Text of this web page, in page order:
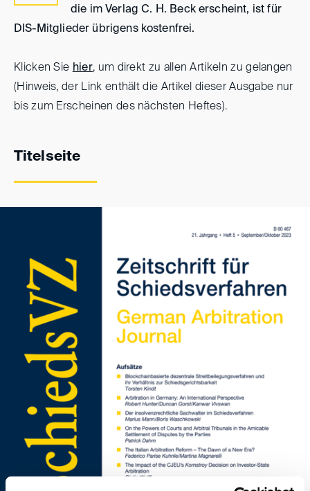
die im Verlag C. H. Beck erscheint, ist für
DIS-Mitglieder übrigens kostenfrei.
Klicken Sie hier, um direkt zu allen Artikeln zu gelangen
(Hinweis, der Link enthält die Artikel dieser Ausgabe nur
bis zum Erscheinen des nächsten Heftes).
Titelseite